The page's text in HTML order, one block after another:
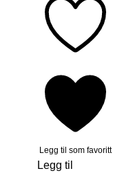
Legg til som favoritt
Legg til